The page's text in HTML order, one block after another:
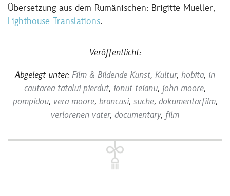
Übersetzung aus dem Rumänischen: Brigitte Mueller,
Lighthouse Translations.
Veröffentlicht:
Abgelegt unter: Film & Bildende Kunst, Kultur, hobita, in
cautarea tatalui pierdut, ionut teianu, john moore,
pompidou, vera moore, brancusi, suche, dokumentarfilm,
verlorenen vater, documentary, film